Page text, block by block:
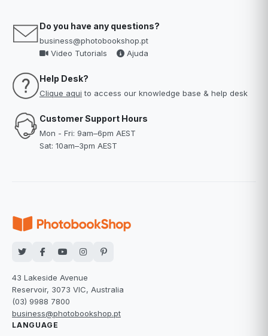
Do you have any questions?
business@photobookshop.pt
Video Tutorials
Ajuda
Help Desk?
Clique aqui to access our knowledge base & help desk
Customer Support Hours
Mon - Fri: 9am–6pm AEST
Sat: 10am–3pm AEST
43 Lakeside Avenue
Reservoir, 3073 VIC, Australia
(03) 9988 7800
business@photobookshop.pt
LANGUAGE